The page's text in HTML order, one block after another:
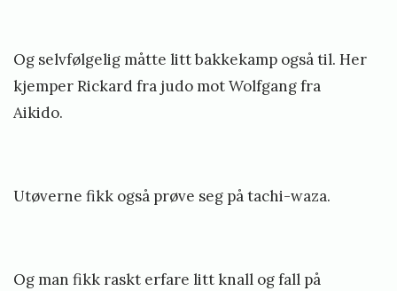
Og selvfølgelig måtte litt bakkekamp også til. Her
kjemper Rickard fra judo mot Wolfgang fra
Aikido.
Utøverne fikk også prøve seg på tachi-waza.
Og man fikk raskt erfare litt knall og fall på